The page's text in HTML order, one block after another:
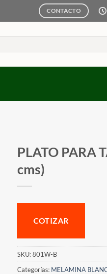
CONTACTO
PLATO PARA
cms)
COTIZAR
SKU:801W-B
Categorías: MELAMINA